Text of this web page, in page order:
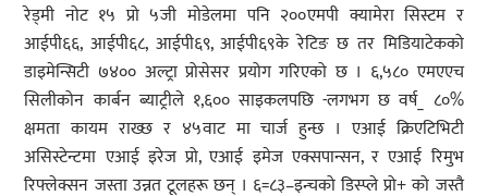
रेड्मी नोट १५ प्रो ५जी मोडेलमा पनि २००एमपी क्यामेरा सिस्टम र
आईपी६६, आईपी६८, आईपी६९, आईपी६९के रेटिङ छ तर मिडियाटेकको
डाइमेन्सिटी ७४०० अल्ट्रा प्रोसेसर प्रयोग गरिएको छ । ६,५८० एमएएच
सिलीकोन कार्बन ब्याट्रीले १,६०० साइकलपछि -लगभग छ वर्ष_ ८०%
क्षमता कायम राख्छ र ४५वाट मा चार्ज हुन्छ । एआई क्रिएटिभिटी
असिस्टेन्टमा एआई इरेज प्रो, एआई इमेज एक्सपान्सन, र एआई रिमुभ
रिफ्लेक्सन जस्ता उन्नत टूलहरू छन् । ६=८३–इन्चको डिस्प्ले प्रो+ को जस्तै